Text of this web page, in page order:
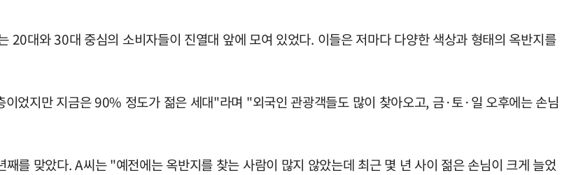
20대와 30대 중심의 소비자들이 진열대 앞에 모여 있었다. 이들은 저마다 다양한 색상과 형태의 옥반지를
었지만 지금은 90% 정도가 젊은 세대"라며 "외국인 관광객들도 많이 찾아오고, 금·토·일 오후에는 손님
를 맞았다. A씨는 "예전에는 옥반지를 찾는 사람이 많지 않았는데 최근 몇 년 사이 젊은 손님이 크게 늘었